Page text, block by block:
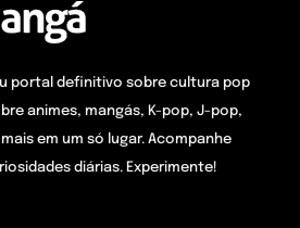
portal definitivo sobre cultura pop
animes, mangás, K-pop, J-pop,
em um só lugar. Acompanhe
diárias. Experimente!